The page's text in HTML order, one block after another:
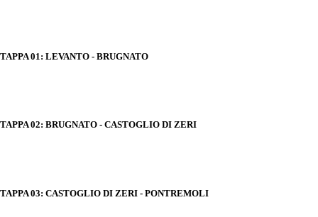
TAPPA 01: LEVANTO - BRUGNATO
TAPPA 02: BRUGNATO - CASTOGLIO DI ZERI
TAPPA 03: CASTOGLIO DI ZERI - PONTREMOLI